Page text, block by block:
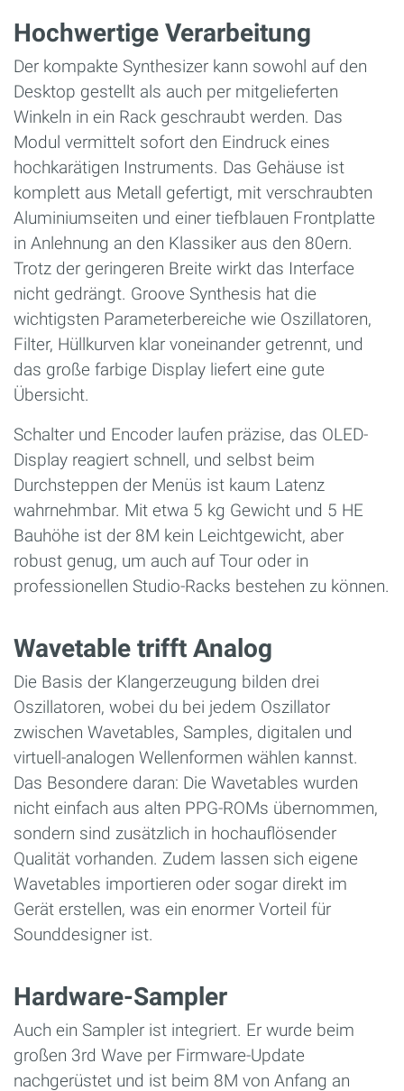
Hochwertige Verarbeitung
Der kompakte Synthesizer kann sowohl auf den
Desktop gestellt als auch per mitgelieferten
Winkeln in ein Rack geschraubt werden. Das
Modul vermittelt sofort den Eindruck eines
hochkarätigen Instruments. Das Gehäuse ist
komplett aus Metall gefertigt, mit verschraubten
Aluminiumseiten und einer tiefblauen Frontplatte
in Anlehnung an den Klassiker aus den 80ern.
Trotz der geringeren Breite wirkt das Interface
nicht gedrängt. Groove Synthesis hat die
wichtigsten Parameterbereiche wie Oszillatoren,
Filter, Hüllkurven klar voneinander getrennt, und
das große farbige Display liefert eine gute
Übersicht.
Schalter und Encoder laufen präzise, das OLED-
Display reagiert schnell, und selbst beim
Durchsteppen der Menüs ist kaum Latenz
wahrnehmbar. Mit etwa 5 kg Gewicht und 5 HE
Bauhöhe ist der 8M kein Leichtgewicht, aber
robust genug, um auch auf Tour oder in
professionellen Studio-Racks bestehen zu können.
Wavetable trifft Analog
Die Basis der Klangerzeugung bilden drei
Oszillatoren, wobei du bei jedem Oszillator
zwischen Wavetables, Samples, digitalen und
virtuell-analogen Wellenformen wählen kannst.
Das Besondere daran: Die Wavetables wurden
nicht einfach aus alten PPG-ROMs übernommen,
sondern sind zusätzlich in hochauflösender
Qualität vorhanden. Zudem lassen sich eigene
Wavetables importieren oder sogar direkt im
Gerät erstellen, was ein enormer Vorteil für
Sounddesigner ist.
Hardware-Sampler
Auch ein Sampler ist integriert. Er wurde beim
großen 3rd Wave per Firmware-Update
nachgerüstet und ist beim 8M von Anfang an